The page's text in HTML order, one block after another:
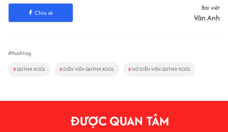
Chia sẻ
Bài viết
Vân Anh
#Hashtag
#QUỲNH KOOL # DIỄN VIÊN QUỲNH KOOL # NỮ DIỄN VIÊN QUỲNH KOOL
ĐƯỢC QUAN TÂM